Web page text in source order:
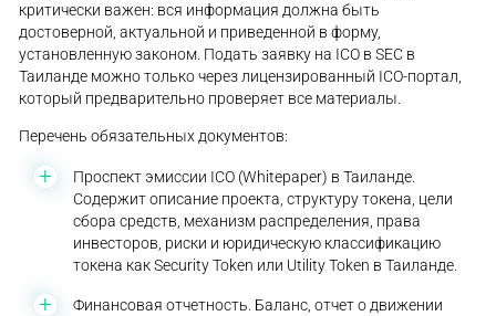
критически важен: вся информация должна быть
достоверной, актуальной и приведенной в форму,
установленную законом. Подать заявку на ICO в SEC в
Таиланде можно только через лицензированный ICO-портал,
который предварительно проверяет все материалы.
Перечень обязательных документов:
Проспект эмиссии ICO (Whitepaper) в Таиланде.
Содержит описание проекта, структуру токена, цели
сбора средств, механизм распределения, права
инвесторов, риски и юридическую классификацию
токена как Security Token или Utility Token в Таиланде.
Финансовая отчетность. Баланс, отчет о движении